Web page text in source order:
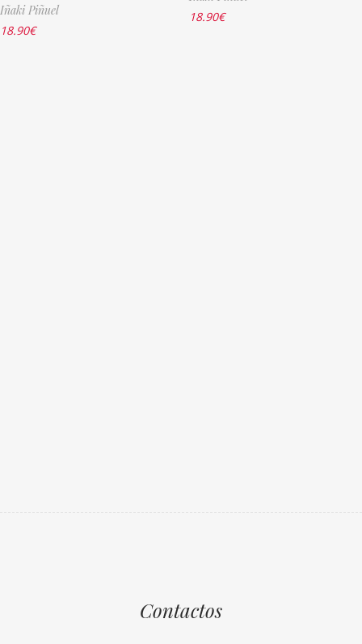
Iñaki Piñuel
18.90€
18.90€
Contactos